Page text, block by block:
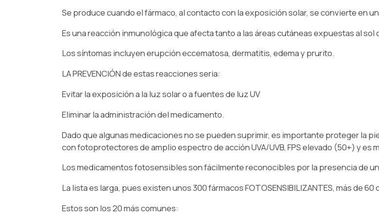
Se produce cuando el fármaco, al contacto con la exposición solar, se convierte en
Es una reacción inmunológica que afecta tanto a las áreas cutáneas expuestas al sol
Los síntomas incluyen erupción eccematosa, dermatitis, edema y prurito.
LA PREVENCIÓN de estas reacciones seria:
Evitar la exposición a la luz solar o a fuentes de luz UV
Eliminar la administración del medicamento.
Dado que algunas medicaciones no se pueden suprimir, es importante proteger la
con fotoprotectores de amplio espectro de acción UVA/UVB, FPS elevado (50+) y
Los medicamentos fotosensibles son fácilmente reconocibles por la presencia de
La lista es larga, pues existen unos 300 fármacos FOTOSENSIBILIZANTES, más de
Estos son los 20 más comunes: